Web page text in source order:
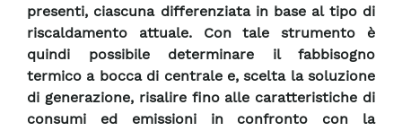
presenti, ciascuna differenziata in base al tipo di
riscaldamento attuale. Con tale strumento è
quindi possibile determinare il fabbisogno
termico a bocca di centrale e, scelta la soluzione
di generazione, risalire fino alle caratteristiche di
consumi ed emissioni in confronto con la